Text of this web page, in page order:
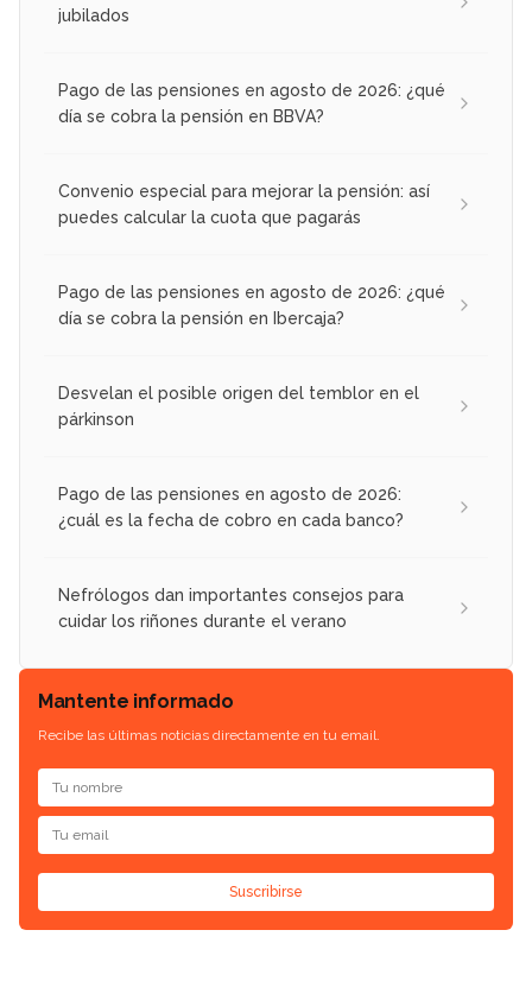
jubilados
Pago de las pensiones en agosto de 2026: ¿qué
día se cobra la pensión en BBVA?
Convenio especial para mejorar la pensión: así
puedes calcular la cuota que pagarás
Pago de las pensiones en agosto de 2026: ¿qué
día se cobra la pensión en Ibercaja?
Desvelan el posible origen del temblor en el
párkinson
Pago de las pensiones en agosto de 2026:
¿cuál es la fecha de cobro en cada banco?
Nefrólogos dan importantes consejos para
cuidar los riñones durante el verano
Mantente informado
Recibe las últimas noticias directamente en tu email.
Suscribirse